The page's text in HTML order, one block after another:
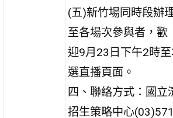
(五)新竹場同時段辦
至各場次參與者，歡
迎9月23日下午2時
選直播頁面。
四、聯絡方式：國立
招生策略中心